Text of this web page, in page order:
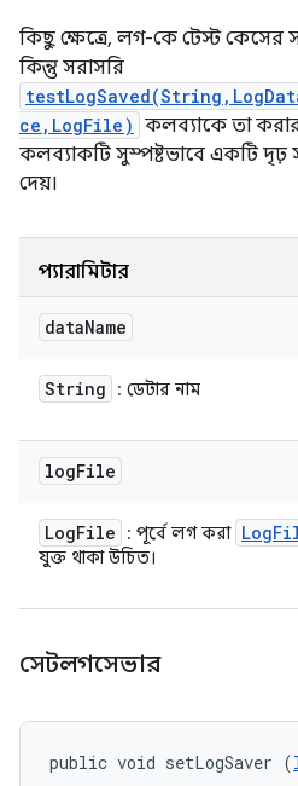
কিছু ক্ষেত্রে, লগ-কে টেস্ট কেসের
কিন্তু সরাসরি
ce,LogFile) কলব্যাকে তা
কলব্যাকটি সুস্পষ্টভাবে একটি দৃঢ়
দেয়।
প্যারামিটার
dataName
String : ডেটার নাম
logFile
LogFile : পূর্বে লগ করা Log
যুক্ত থাকা উচিত।
সেটলগসেভার
public void setLogSaver (